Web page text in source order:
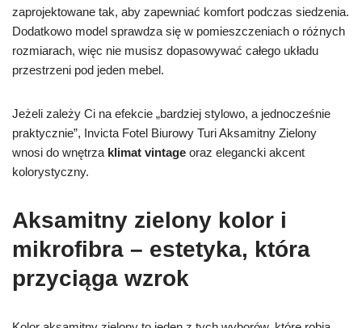
zaprojektowane tak, aby zapewniać komfort podczas siedzenia.
Dodatkowo model sprawdza się w pomieszczeniach o różnych
rozmiarach, więc nie musisz dopasowywać całego układu
przestrzeni pod jeden mebel.
Jeżeli zależy Ci na efekcie „bardziej stylowo, a jednocześnie
praktycznie”, Invicta Fotel Biurowy Turi Aksamitny Zielony
wnosi do wnętrza klimat vintage oraz elegancki akcent
kolorystyczny.
Aksamitny zielony kolor i
mikrofibra – estetyka, która
przyciąga wzrok